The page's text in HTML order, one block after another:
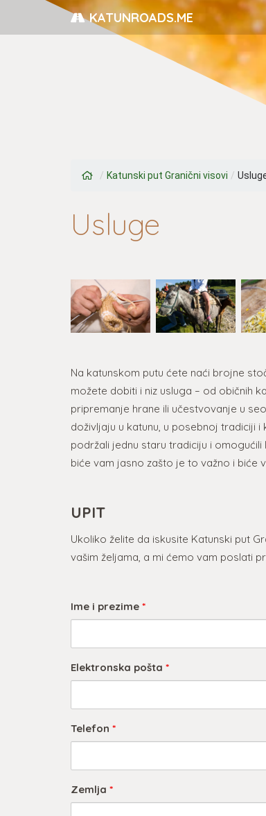
KATUNROADS.ME
/ Katunski put Granični visovi /
Usluge
Na katunskom putu ćete naći brojne
možete dobiti i niz usluga – od običnih
pripremanje hrane ili učestvovanje u
doživljaju u katunu, u posebnoj tradiciji
podržali jednu staru tradiciju i
biće vam jasno zašto je to važno i biće
UPIT
Ukoliko želite da iskusite Katunski put
vašim željama, a mi ćemo vam poslati
Ime i prezime *
Elektronska pošta *
Telefon *
Zemlja *